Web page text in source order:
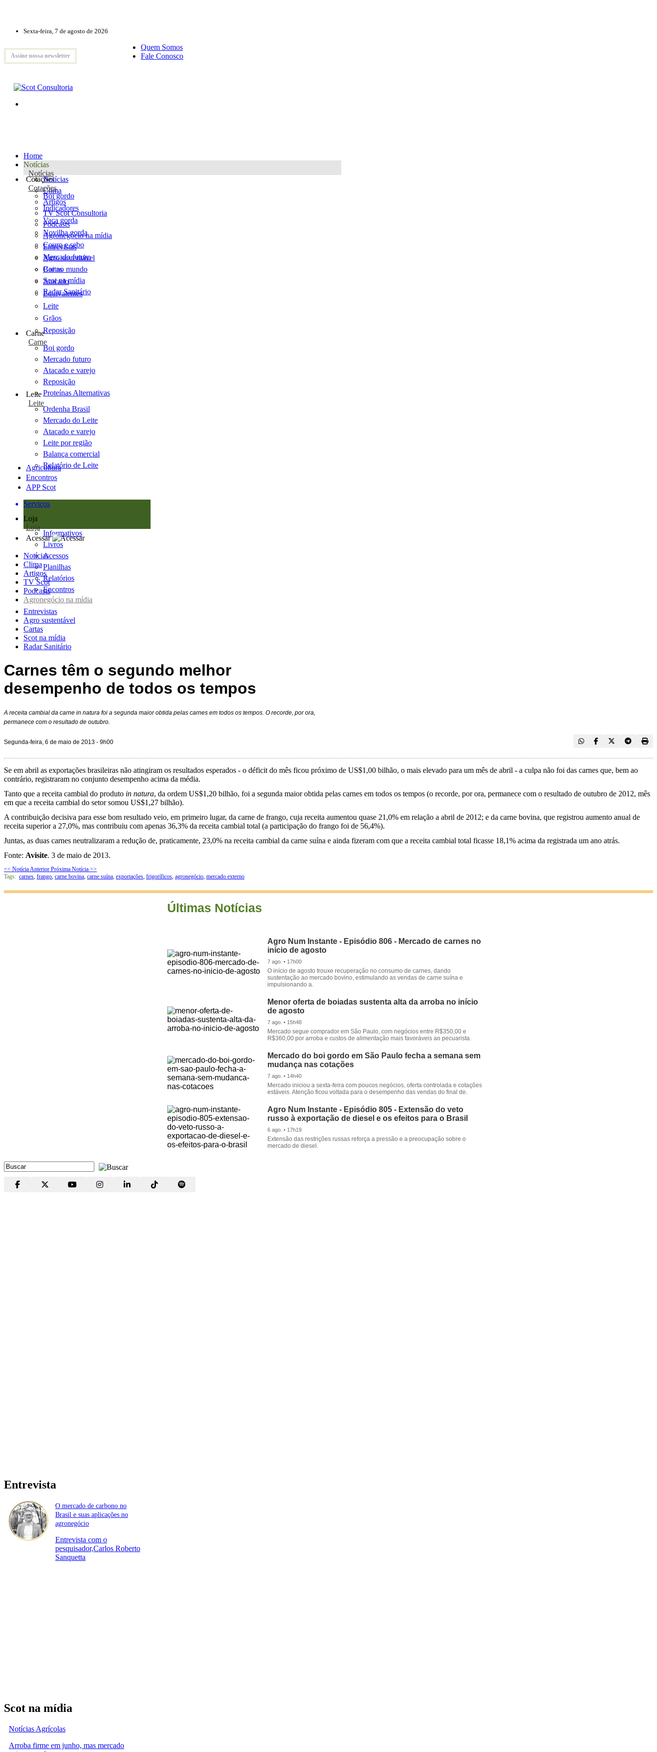
Sexta-feira, 7 de agosto de 2026
Assine nossa newsletter
Quem Somos
Fale Conosco
Home
Notícias
Notícias
Notícias
Clima
Artigos
TV Scot Consultoria
Podcasts
Agronegócio na mídia
Entrevistas
Agro sustentável
Cartas
Scot na mídia
Radar Sanitário
Cotações
Cotações
Boi gordo
Indicadores
Vaca gorda
Novilha gorda
Couro e sebo
Mercado futuro
Boi no mundo
Atacado
Equivalentes
Leite
Grãos
Reposição
Carne
Carne
Boi gordo
Mercado futuro
Atacado e varejo
Reposição
Proteínas Alternativas
Leite
Leite
Ordenha Brasil
Mercado do Leite
Atacado e varejo
Leite por região
Balança comercial
Relatório de Leite
Agricultura
Encontros
APP Scot
Serviços
Loja
Loja
Informativos
Livros
Acessos
Planilhas
Relatórios
Encontros
Acessar
Notícias
Clima
Artigos
TV Scot
Podcasts
Agronegócio na mídia
Entrevistas
Agro sustentável
Cartas
Scot na mídia
Radar Sanitário
Carnes têm o segundo melhor
desempenho de todos os tempos
A receita cambial da carne in natura foi a segunda maior obtida pelas carnes em todos os tempos. O recorde, por ora,
permanece com o resultado de outubro.
Segunda-feira, 6 de maio de 2013 - 9h00
Se em abril as exportações brasileiras não atingiram os resultados esperados - o déficit do mês ficou próximo de US$1,00 bilhão, o mais elevado para um mês de abril - a culpa não foi das carnes que, bem ao
contrário, registraram no conjunto desempenho acima da média.
Tanto que a receita cambial do produto in natura, da ordem US$1,20 bilhão, foi a segunda maior obtida pelas carnes em todos os tempos (o recorde, por ora, permanece com o resultado de outubro de 2012, mês
em que a receita cambial do setor somou US$1,27 bilhão).
A contribuição decisiva para esse bom resultado veio, em primeiro lugar, da carne de frango, cuja receita aumentou quase 21,0% em relação a abril de 2012; e da carne bovina, que registrou aumento anual de
receita superior a 27,0%, mas contribuiu com apenas 36,3% da receita cambial total (a participação do frango foi de 56,4%).
Juntas, as duas carnes neutralizaram a redução de, praticamente, 23,0% na receita cambial da carne suína e ainda fizeram com que a receita cambial total ficasse 18,1% acima da registrada um ano atrás.
Fonte: Avisite. 3 de maio de 2013.
<< Notícia Anterior Próxima Notícia >>
Tags: carnes, frango, carne bovina, carne suína, exportações, frigoríficos, agronegócio, mercado externo
Últimas Notícias
Agro Num Instante - Episódio 806 - Mercado de carnes no
início de agosto
7 ago. • 17h00
O início de agosto trouxe recuperação no consumo de carnes, dando
sustentação ao mercado bovino, estimulando as vendas de carne suína e
impulsionando a.
Menor oferta de boiadas sustenta alta da arroba no início
de agosto
7 ago. • 15h48
Mercado segue comprador em São Paulo, com negócios entre R$350,00 e
R$360,00 por arroba e custos de alimentação mais favoráveis ao pecuarista.
Mercado do boi gordo em São Paulo fecha a semana sem
mudança nas cotações
7 ago. • 14h40
Mercado iniciou a sexta-feira com poucos negócios, oferta controlada e cotações
estáveis. Atenção ficou voltada para o desempenho das vendas do final de.
Agro Num Instante - Episódio 805 - Extensão do veto
russo à exportação de diesel e os efeitos para o Brasil
6 ago. • 17h19
Extensão das restrições russas reforça a pressão e a preocupação sobre o
mercado de diesel.
Entrevista
O mercado de carbono no
Brasil e suas aplicações no
agronegócio
Entrevista com o
pesquisador,Carlos Roberto
Sanquetta
Scot na mídia
Notícias Agrícolas
Arroba firme em junho, mas mercado